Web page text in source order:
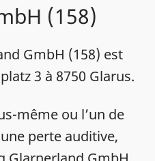
(158)
GmbH (158) est
3 à 8750 Glarus.
même ou l’un de
perte auditive,